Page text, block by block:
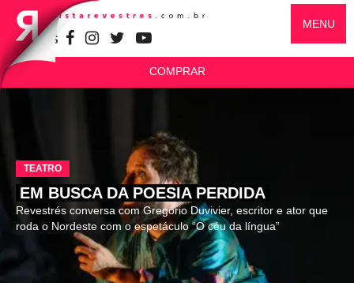
SIGA-NOS
MENU
COMPRAR
TEATRO
EM BUSCA DA POESIA PERDIDA
Revestrés conversa com Gregório Duvivier, escritor e ator que
roda o Nordeste com o espetáculo “O céu da língua”